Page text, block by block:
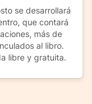
se desarrollará
que contará
más de
al libro.
libre y gratuita.